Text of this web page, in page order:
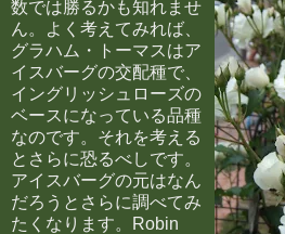
数では勝るかも知れませ
ん。よく考えてみれば、
グラハム・トーマスはア
イスバーグの交配種で、
イングリッシュローズの
ベースになっている品種
なのです。それを考える
とさらに恐るべしです。
アイスバーグの元はなん
だろうとさらに調べてみ
たくなります。Robin